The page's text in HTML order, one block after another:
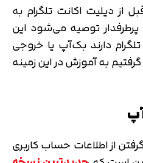
از دیلیت اکانت تلگرام به
پرطرفدار توصیه می‌شود این
دارند بک‌آپ یا خروجی
به آموزش در این زمینه
از اطلاعات حساب کاربری